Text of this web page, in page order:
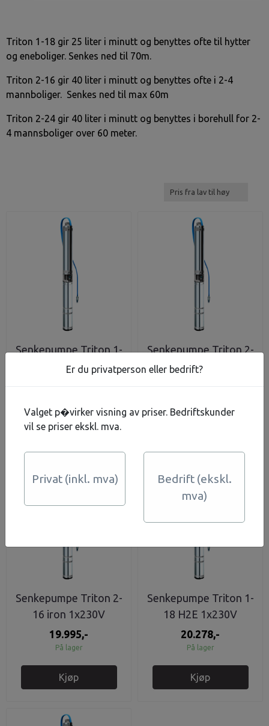
Triton 1-18 gir 25 liter i minutt og benyttes ofte til hytter
og eneboliger. Senkes ned til 70m.
Triton 2-16 gir 40 liter i minutt og benyttes ofte i 2-4
mannboliger. Senkes ned til max 60m
Triton 2-24 gir 40 liter i minutt og benyttes i borehull for 2-
4 mannsboliger over 60 meter.
Senkepumpe Triton 1-
18 1x230V
Kjøp
Senkepumpe Triton 2-
16 1x230V
Senkepumpe Triton 2-
16 iron 1x230V
19.995,-
På lager
Kjøp
Senkepumpe Triton 1-
18 H2E 1x230V
20.278,-
På lager
Kjøp
Er du privatperson eller bedrift?
Valget p�virker visning av priser. Bedriftskunder
vil se priser ekskl. mva.
Privat (inkl. mva)
Bedrift (ekskl.
mva)